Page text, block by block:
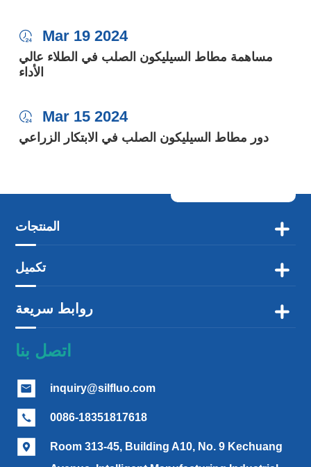
 Mar 19 2024
مساهمة مطاط السيليكون الصلب في الطلاء عالي
الأداء
 Mar 15 2024
دور مطاط السيليكون الصلب في الابتكار الزراعي
المنتجات 
تكميل 
روابط سريعة 
اتصل بنا
 inquiry@silfluo.com
 0086-18351817618

Room 313-45, Building A10, No. 9 Kechuang